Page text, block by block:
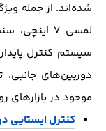
شده‌اند. از جمله
لمسی ۷
سیستم کنترل
دوربین‌های
موجود در بازارهای
کنترل ایستایی